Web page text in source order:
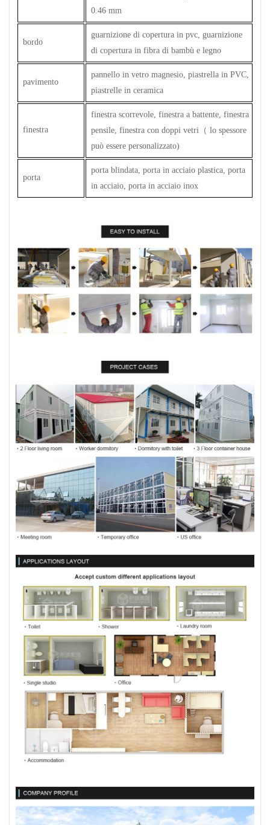
0.46 mm
bordo
guarnizione di copertura in pvc, guarnizione
di copertura in fibra di bambù e legno
pavimento
pannello in vetro magnesio, piastrella in PVC,
piastrelle in ceramica
finestra
finestra scorrevole, finestra a battente, finestra
pensile, finestra con doppi vetri （ lo spessore
può essere personalizzato)
porta
porta blindata, porta in acciaio plastica, porta
in acciaio, porta in acciaio inox